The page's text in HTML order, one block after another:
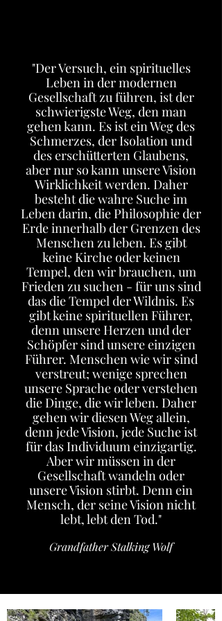
"Der Versuch, ein spirituelles
Leben in der modernen
Gesellschaft zu führen, ist der
schwierigste Weg, den man
gehen kann. Es ist ein Weg des
Schmerzes, der Isolation und
des erschütterten Glaubens,
aber nur so kann unsere Vision
Wirklichkeit werden. Daher
besteht die wahre Suche im
Leben darin, die Philosophie der
Erde innerhalb der Grenzen des
Menschen zu leben. Es gibt
keine Kirche oder keinen
Tempel, den wir brauchen, um
Frieden zu suchen - für uns sind
das die Tempel der Wildnis. Es
gibt keine spirituellen Führer,
denn unsere Herzen und der
Schöpfer sind unsere einzigen
Führer. Menschen wie wir sind
verstreut; wenige sprechen
unsere Sprache oder verstehen
die Dinge, die wir leben. Daher
gehen wir diesen Weg allein,
denn jede Vision, jede Suche ist
für das Individuum einzigartig.
Aber wir müssen in der
Gesellschaft wandeln oder
unsere Vision stirbt. Denn ein
Mensch, der seine Vision nicht
lebt, lebt den Tod."
Grandfather Stalking Wolf